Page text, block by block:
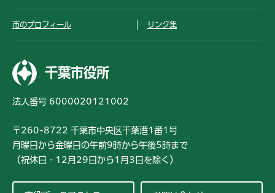
市のプロフィール リンク集
千葉市役所
法人番号 6000020121002
〒260-8722 千葉市中央区千葉港1番1号
月曜日から金曜日の午前9時から午後5時まで
（祝休日・12月29日から1月3日を除く）